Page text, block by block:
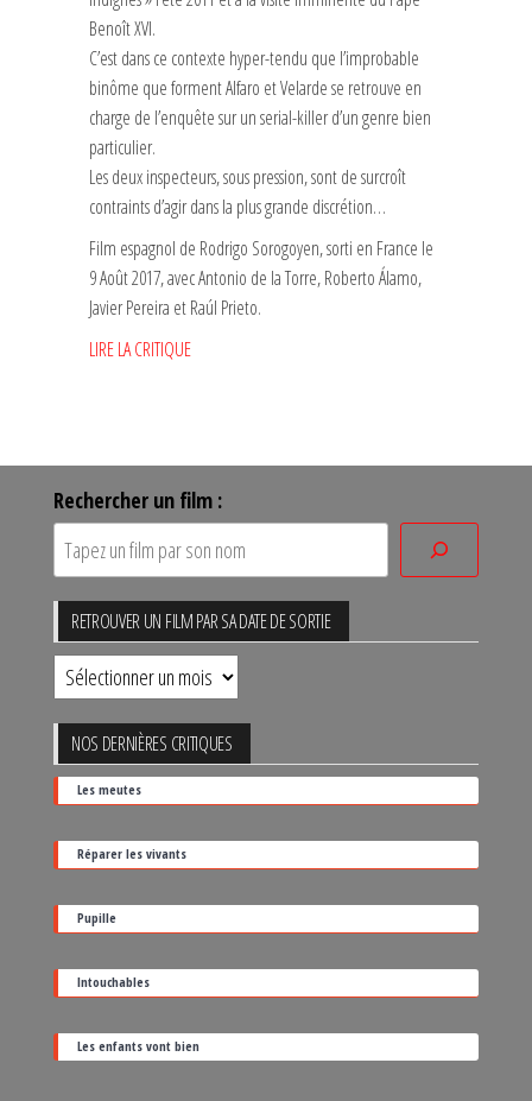
Benoît XVI.
C’est dans ce contexte hyper-tendu que l’improbable
binôme que forment Alfaro et Velarde se retrouve en
charge de l’enquête sur un serial-killer d’un genre bien
particulier.
Les deux inspecteurs, sous pression, sont de surcroît
contraints d’agir dans la plus grande discrétion…
Film espagnol de Rodrigo Sorogoyen, sorti en France le
9 Août 2017, avec Antonio de la Torre, Roberto Álamo,
Javier Pereira et Raúl Prieto.
LIRE LA CRITIQUE
Rechercher un film :
RETROUVER UN FILM PAR SA DATE DE SORTIE
Retrouver
un
film
par
sa
date
de
sortie
NOS DERNIÈRES CRITIQUES
Les meutes
Réparer les vivants
Pupille
Intouchables
Les enfants vont bien